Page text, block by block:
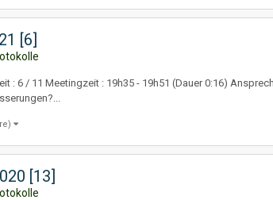
[6]
: 6 / 11 Meetingzeit : 19h35 - 19h51 (Dauer 0:16)
[13]